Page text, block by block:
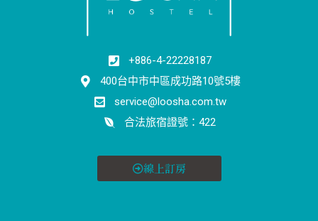
+886-4-22228187
400台中市中區成功路10號5樓
service@loosha.com.tw
合法旅宿證號：422
線上訂房